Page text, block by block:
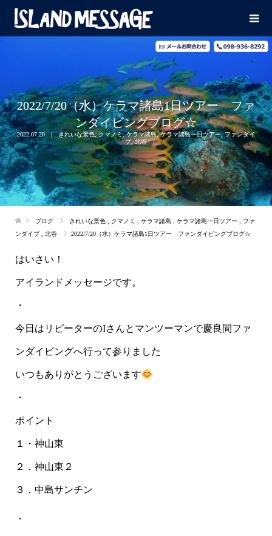
2022/7/20（水）ケラマ諸島1日ツアー ファ
ンダイビングブログ☆
2022.07.20 きれいな景色,クマノミ,ケラマ諸島,ケラマ諸島一日ツアー,ファンダイ
ブ,北谷
ブログ きれいな景色 クマノミ ケラマ諸島 ケラマ諸島一日ツアー
ファ
ンダイブ
北谷 2022/7/20（水）ケラマ諸島1日ツアー ファンダイビングブログ☆
はいさい！
アイランドメッセージです。
・
今日はリピーターのIさんとマンツーマンで慶良間ファ
ンダイビングへ行って参りました
いつもありがとうございます
・
ポイント
１・神山東
２．神山東２
３．中島サンチン
・